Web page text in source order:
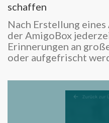
schaffen
Nach Erstellung eines
der AmigoBox
Erinnerungen an
oder aufgefrischt